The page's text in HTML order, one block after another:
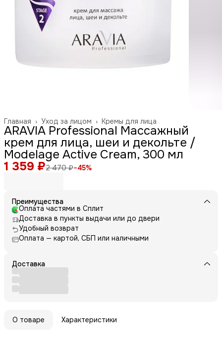
Кремы для лица
Уход за лицом ›
Главная ›
ARAVIA Professional Массажный
крем для лица, шеи и декольте /
Modelage Active Cream, 300 мл
1 359 ₽2 470 ₽−45%
Преимущества
Оплата частями в Сплит
Доставка в пункты выдачи или до двери
Удобный возврат
Оплата — картой, СБП или наличными
Доставка
О товаре Характеристики